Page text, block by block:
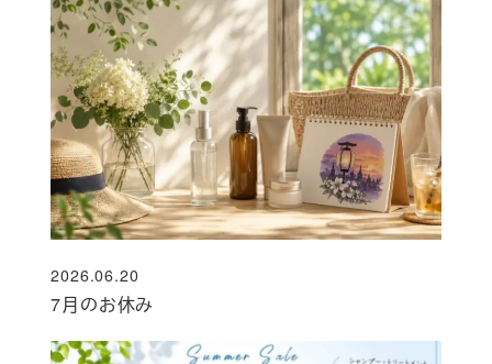
7月のお休み
投稿日
2026.06.20